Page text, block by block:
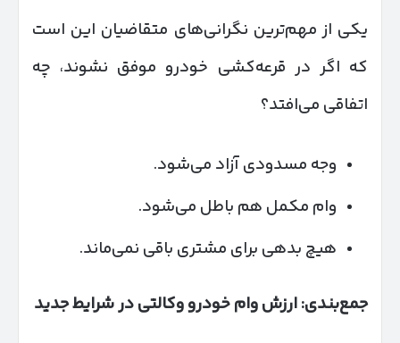
یکی از مهم‌ترین نگرانی‌های متقاضیان این است
که اگر در قرعه‌کشی خودرو موفق نشوند، چه
اتفاقی می‌افتد؟
وجه مسدودی آزاد می‌شود.
وام مکمل هم باطل می‌شود.
هیچ بدهی برای مشتری باقی نمی‌ماند.
جمع‌بندی: ارزش وام خودرو وکالتی در شرایط جدید